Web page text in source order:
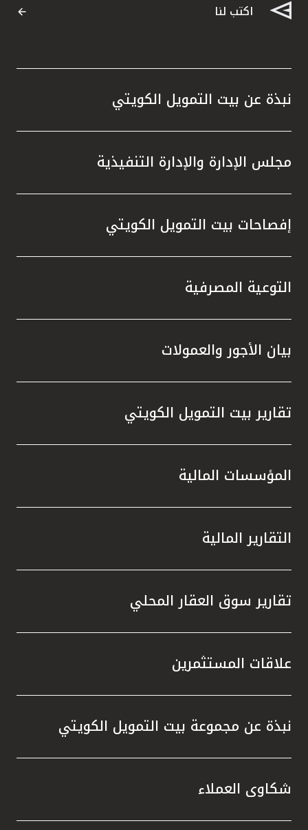
ماليزيا
اكتب لنا
نبذة عن بيت التمويل الكويتي
مجلس الإدارة والإدارة التنفيذية
إفصاحات بيت التمويل الكويتي
التوعية المصرفية
بيان الأجور والعمولات
تقارير بيت التمويل الكويتي
المؤسسات المالية
التقارير المالية
تقارير سوق العقار المحلي
علاقات المستثمرين
نبذة عن مجموعة بيت التمويل الكويتي
شكاوى العملاء